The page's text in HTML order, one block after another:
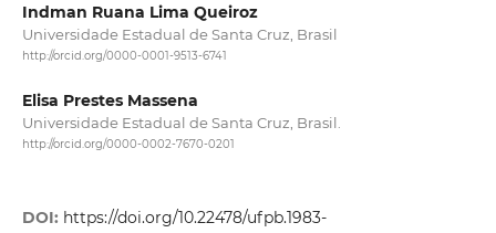
Indman Ruana Lima Queiroz
Universidade Estadual de Santa Cruz, Brasil
http://orcid.org/0000-0001-9513-6741
Elisa Prestes Massena
Universidade Estadual de Santa Cruz, Brasil.
http://orcid.org/0000-0002-7670-0201
DOI: https://doi.org/10.22478/ufpb.1983-